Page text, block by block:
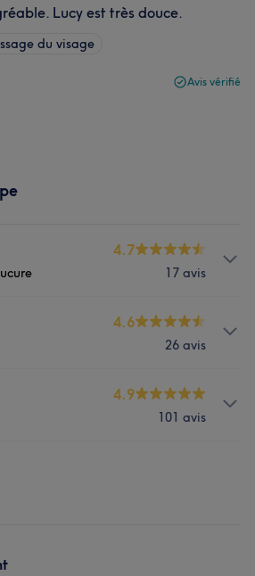
Lucy est très douce.
du visage
Avis vérifié
4.7
17 avis
4.6
26 avis
4.9
101 avis